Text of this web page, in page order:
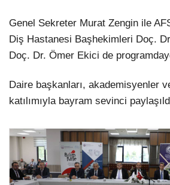
Genel Sekreter Murat Zengin ile
Diş Hastanesi Başhekimleri Doç.
Doç. Dr. Ömer Ekici de
Daire başkanları, akademisyenler
katılımıyla bayram sevinci